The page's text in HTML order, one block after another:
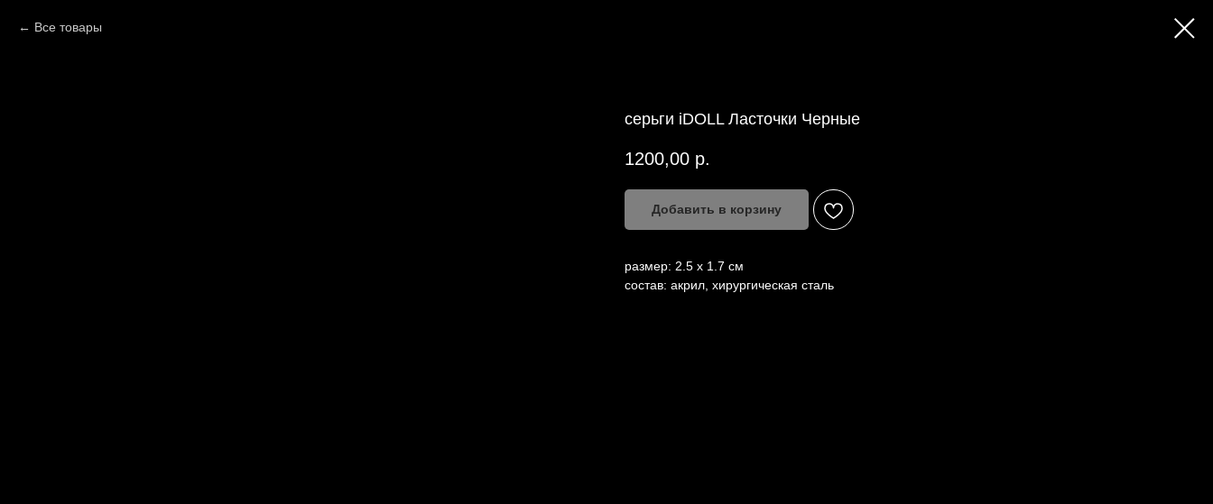
Все товары
серьги iDOLL Ласточки Черные
1200,00 р.
Добавить в корзину
размер: 2.5 х 1.7 см
состав: акрил, хирургическая сталь